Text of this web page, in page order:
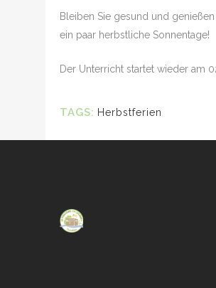
Bleiben Sie gesund und
ein paar herbstliche Sonnentage!
Der Unterricht startet wieder am
TAGS: Herbstferien